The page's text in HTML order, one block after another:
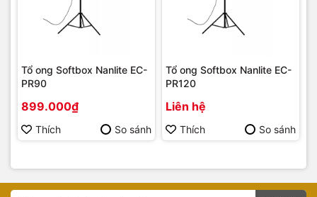
Tổ ong Softbox Nanlite EC-
PR90
899.000₫
Thích So sánh
Tổ ong Softbox Nanlite EC-
PR120
Liên hệ
Thích So sánh